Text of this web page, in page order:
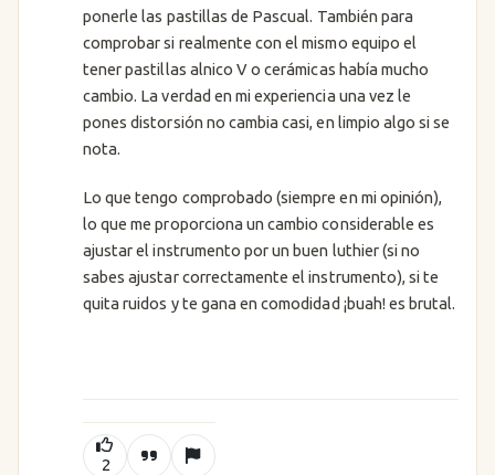
ponerle las pastillas de Pascual. También para
comprobar si realmente con el mismo equipo el
tener pastillas alnico V o cerámicas había mucho
cambio. La verdad en mi experiencia una vez le
pones distorsión no cambia casi, en limpio algo si se
nota.
Lo que tengo comprobado (siempre en mi opinión),
lo que me proporciona un cambio considerable es
ajustar el instrumento por un buen luthier (si no
sabes ajustar correctamente el instrumento), si te
quita ruidos y te gana en comodidad ¡buah! es brutal.
2